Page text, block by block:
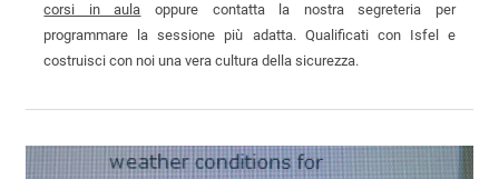
corsi in aula oppure contatta la nostra segreteria per
programmare la sessione più adatta. Qualificati con Isfel e
costruisci con noi una vera cultura della sicurezza.